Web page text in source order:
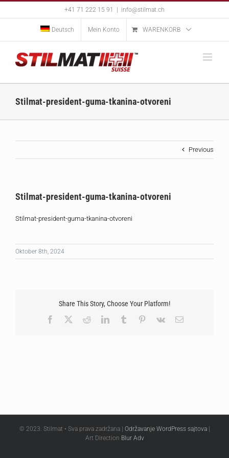
+41 71 222 15 91 info@stilmat.ch
Deutsch Mein Konto WARENKORB
Stilmat-president-guma-tkanina-otvoreni
Previous
Stilmat-president-guma-tkanina-otvoreni
Stilmat-president-guma-tkanina-otvoreni
Oktober 8th, 2024
Share This Story, Choose Your Platform!
Facebook
RedditLinkedInTumblr Pinterest
Vk Email
© 2023. Stilmat • Sva prava zadržana | Održavanje WordPress sajtova|
Art Direction Blur Adv